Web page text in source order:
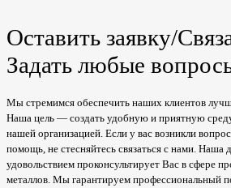
Оставить заявку/
Задать любые
Мы стремимся обеспечить наших клиентов
Наша цель — создать удобную и приятную
нашей организацией. Если у вас возникли
помощь, не стесняйтесь связаться с нами. Наша
удовольствием проконсультирует Вас в сфере
металлов. Мы гарантируем профессиональный